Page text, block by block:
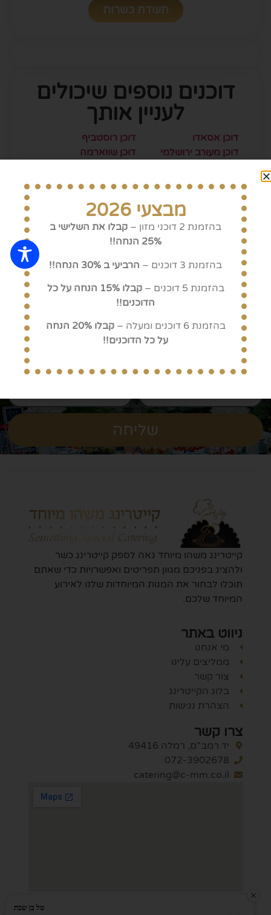
תעודת כשרות
דוכנים נוספים שיכולים
לעניין אותך
דוכן אסאדו
דוכן רוסטביף
דוכן מעורב ירושלמי
דוכן שווארמה
דוכן קבב טלה
דוכן מנגל
מה האירוע שלכם?
בר/בת מצווה
אירוע עסקי
צרו איתנו קשר
שליחה
קייטרינג משהו מיוחד גאה לספק קייטרינג כשר
ולהציג בפניכם מגוון תפריטים ואפשרויות כדי שאתם
תוכלו לבחור את המנות המיוחדות שלנו לאירוע
המיוחד שלכם.
ניווט באתר
מי אנחנו
ממליצים עלינו
צור קשר
בלוג הקייטרינג
הצהרת נגישות
צרו קשר
יד רמב"ם, רמלה 49416
072-3902678
catering@c-mm.co.il
טל בן שבת
מבצעי 2026
בהזמנת 2 דוכני מזון –
קבלו את השלישי ב
25% הנחה!!
בהזמנת 3 דוכנים –
הרביעי ב 30% הנחה!!
בהזמנת 5 דוכנים –
קבלו 15% הנחה על כל
הדוכנים!!
בהזמנת 6 דוכנים ומעלה –
קבלו 20% הנחה
על כל הדוכנים!!